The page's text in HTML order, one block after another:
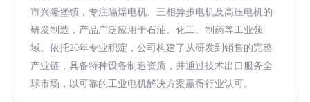
市兴隆堡镇，专注隔爆电机、三相异步电机及高压电机的
研发制造，产品广泛应用于石油、化工、制药等工业领
域。依托20年专业积淀，公司构建了从研发到销售的完整
产业链，具备特种设备制造资质，并通过技术出口服务全
球市场，以可靠的工业电机解决方案赢得行业认可。